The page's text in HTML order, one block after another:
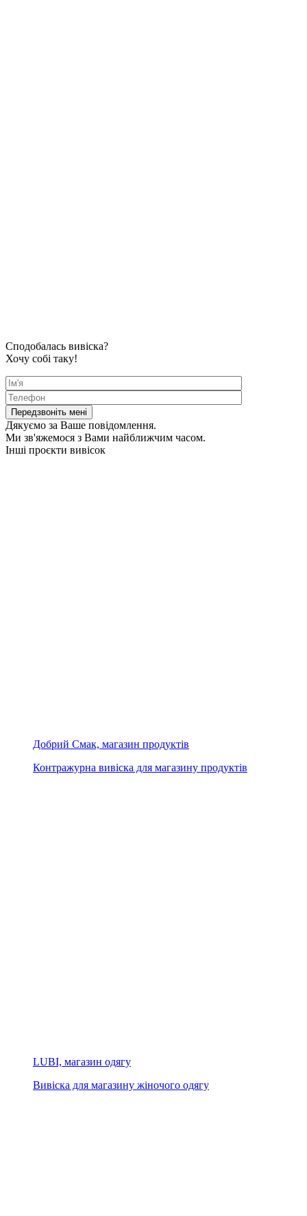
Сподобалась вивіска?
Хочу собі таку!
Дякуємо за Ваше повідомлення.
Ми зв'яжемося з Вами найближчим часом.
Інші проєкти вивісок
Добрий Смак, магазин продуктів
Контражурна вивіска для магазину продуктів
LUBI, магазин одягу
Вивіска для магазину жіночого одягу